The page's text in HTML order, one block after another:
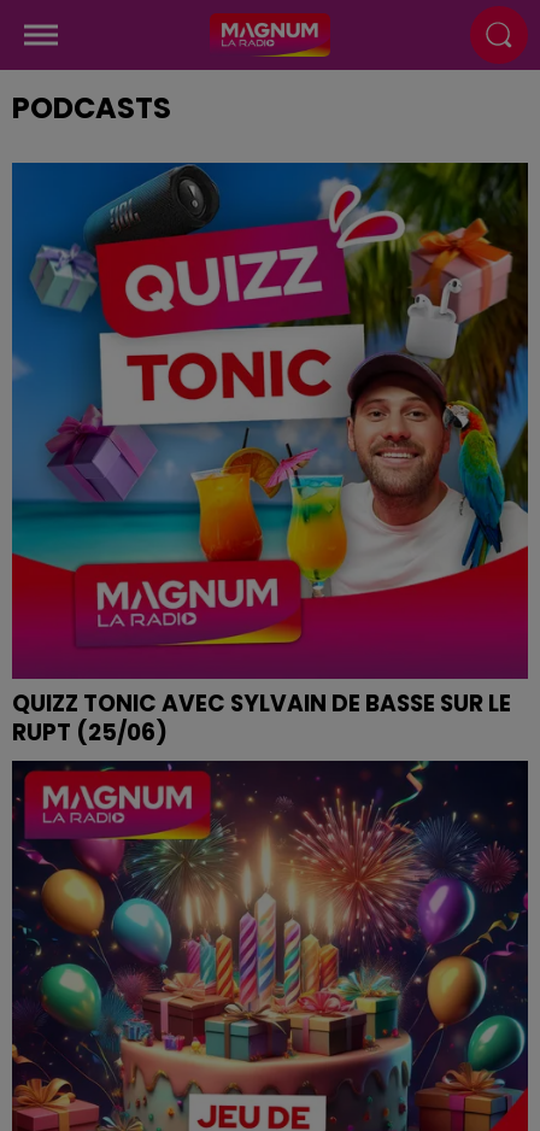
PODCASTS
QUIZZ TONIC AVEC SYLVAIN DE BASSE SUR LE
RUPT (25/06)
QUIZZ TONIC avec Sylvain de Basse sur le rupt (25/06)